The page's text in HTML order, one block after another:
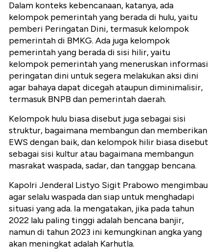
Dalam konteks kebencanaan, katanya, ada
kelompok pemerintah yang berada di hulu, yaitu
pemberi Peringatan Dini, termasuk kelompok
pemerintah di BMKG. Ada juga kelompok
pemerintah yang berada di sisi hilir, yaitu
kelompok pemerintah yang meneruskan informasi
peringatan dini untuk segera melakukan aksi dini
agar bahaya dapat dicegah ataupun diminimalisir,
termasuk BNPB dan pemerintah daerah.
Kelompok hulu biasa disebut juga sebagai sisi
struktur, bagaimana membangun dan memberikan
EWS dengan baik, dan kelompok hilir biasa disebut
sebagai sisi kultur atau bagaimana membangun
masrakat waspada, sadar, dan tanggap bencana.
Kapolri Jenderal Listyo Sigit Prabowo mengimbau
agar selalu waspada dan siap untuk menghadapi
situasi yang ada. Ia mengatakan, jika pada tahun
2022 lalu paling tinggi adalah bencana banjir,
namun di tahun 2023 ini kemungkinan angka yang
akan meningkat adalah Karhutla.